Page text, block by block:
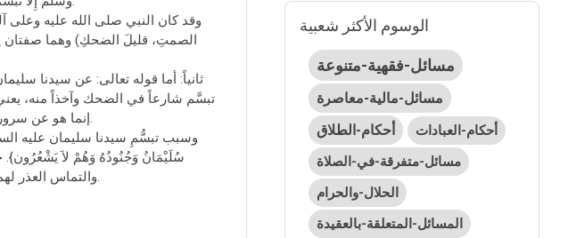
وقد كان النبي صلى الله عليه وعلى
الصمتِ، قليلَ الضحكِ) وهما صفتان
ثانياً: أما قوله تعالى: عن سيدنا
تبسَّم شارعاً في الضحك وآخذاً منه،
إنما هو عن سرور، ولا يُسَرُّ نبيٌ بأمر الدنيا، وإنما يُسَرُّ بما كان من الدين والآخرة.
وسبب تبسُّمِ سيدنا سليمان عليه
سُلَيْمَانُ وَجُنُودُهُ وَهُمْ لاَ
والتماس العذر لهم إذا هم حطَّموا النمل بدون شعور منهم. هذا، والله تعالى أعلم.
الوسوم الأكثر شعبية
مسائل-فقهية-متنوعة
مسائل-مالية-معاصرة
أحكام-الطلاق
أحكام-العبادات
مسائل-متفرقة-في-الصلاة
الحلال-والحرام
المسائل-المتعلقة-بالعقيدة